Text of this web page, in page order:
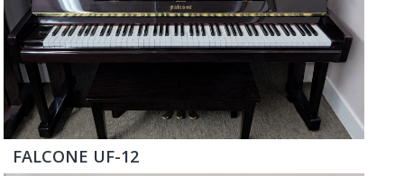
FALCONE UF-12